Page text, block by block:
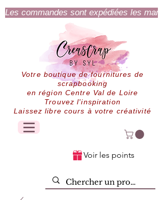
Les commandes sont expédiées les
Votre boutique de fournitures de
scrapbooking
en région Centre Val de Loire
Trouvez l'inspiration
Laissez libre cours à votre créativité
Voir les points